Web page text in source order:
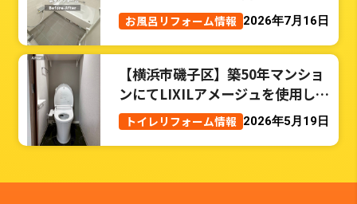
お風呂リフォーム情報 2026年7月16日
【横浜市磯子区】築50年マンショ
ンにてLIXILアメージュを使用した
トイレリフォーム事例
トイレリフォーム情報 2026年5月19日